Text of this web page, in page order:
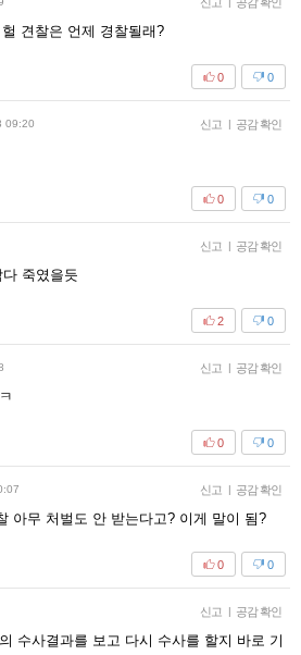
견찰은 언제 경찰될래?
0
0
09:20 신고 | 공감 확인
0
0
신고 | 공감 확인
죽였을듯
0
2
신고 | 공감 확인
0
0
신고 | 공감 확인
아무 처벌도 안 받는다고? 이게 말이 됨?
0
0
신고 | 공감 확인
수사결과를 보고 다시 수사를 할지 바로 기